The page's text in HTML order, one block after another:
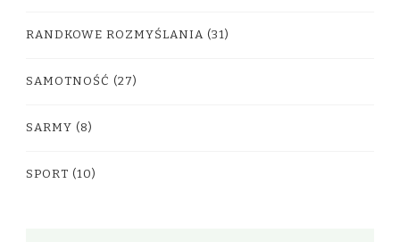
RANDKOWE ROZMYŚLANIA (31)
SAMOTNOŚĆ (27)
SARMY (8)
SPORT (10)